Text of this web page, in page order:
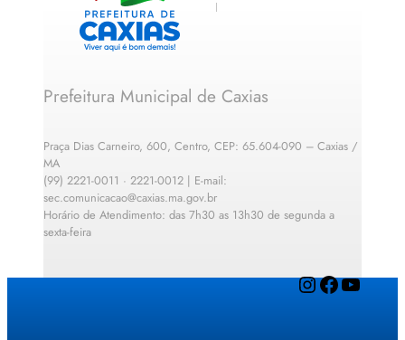
Prefeitura Municipal de Caxias
Praça Dias Carneiro, 600, Centro, CEP: 65.604-090 – Caxias /
MA
(99) 2221-0011 · 2221-0012 | E-mail:
sec.comunicacao@caxias.ma.gov.br
Horário de Atendimento: das 7h30 as 13h30 de segunda a
sexta-feira
InstagramFacebook YouTube